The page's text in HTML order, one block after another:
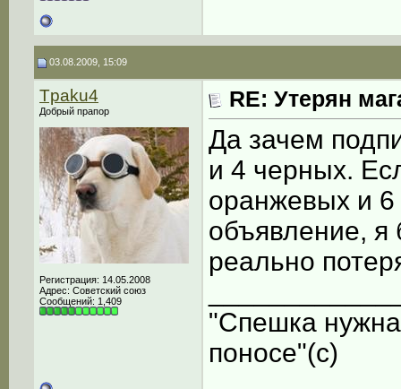
03.08.2009, 15:09
Tpaku4
Добрый прапор
Регистрация: 14.05.2008
Адрес: Советский союз
Сообщений: 1,409
RE: Утерян
Да зачем
и 4 черных.
оранжевых и 6
объявление, я
реально
"Спешка
поносе"(с)